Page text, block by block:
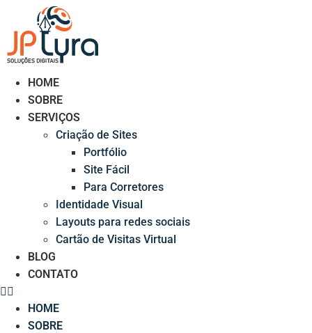
conteúdo
HOME
SOBRE
SERVIÇOS
Criação de Sites
Portfólio
Site Fácil
Para Corretores
Identidade Visual
Layouts para redes sociais
Cartão de Visitas Virtual
BLOG
CONTATO
HOME
SOBRE